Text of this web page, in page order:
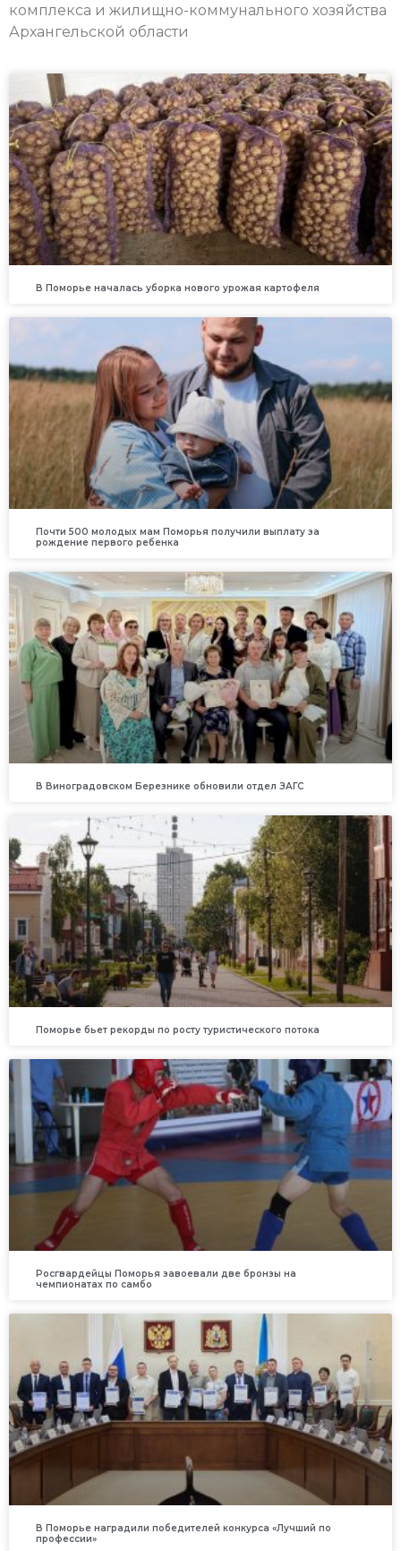
комплекса и жилищно-коммунального хозяйства
Архангельской области
В Поморье началась уборка нового урожая картофеля
Почти 500 молодых мам Поморья получили выплату за
рождение первого ребенка
В Виноградовском Березнике обновили отдел ЗАГС
Поморье бьет рекорды по росту туристического потока
Росгвардейцы Поморья завоевали две бронзы на
чемпионатах по самбо
В Поморье наградили победителей конкурса «Лучший по
профессии»